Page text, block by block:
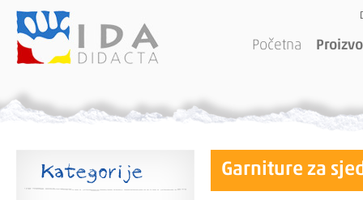
Početna
Kategorije Garniture za